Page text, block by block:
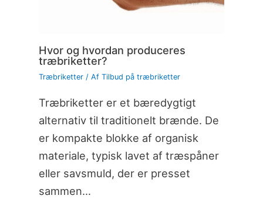
Hvor og hvordan produceres
træbriketter?
Træbriketter/ Af Tilbud på træbriketter
Træbriketter er et bæredygtigt
alternativ til traditionelt brænde. De
er kompakte blokke af organisk
materiale, typisk lavet af træspåner
eller savsmuld, der er presset
sammen…